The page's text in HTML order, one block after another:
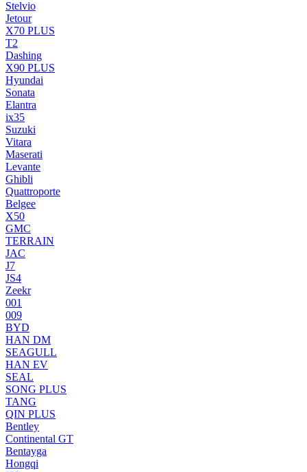
Stelvio
Jetour
X70 PLUS
T2
Dashing
X90 PLUS
Hyundai
Sonata
Elantra
ix35
Suzuki
Vitara
Maserati
Levante
Ghibli
Quattroporte
Belgee
X50
GMC
TERRAIN
JAC
J7
JS4
Zeekr
001
009
BYD
HAN DM
SEAGULL
HAN EV
SEAL
SONG PLUS
TANG
QIN PLUS
Bentley
Continental GT
Bentayga
Hongqi